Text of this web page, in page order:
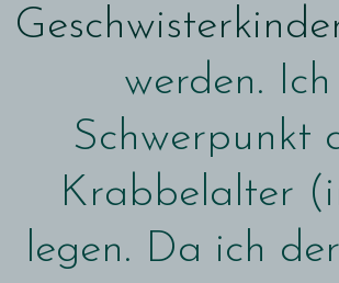
werden.
Schwerpunkt
Krabbelalter
legen. Da ich